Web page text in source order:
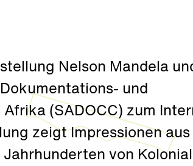
Nelson Mandela
und
(SADOCC) zum
zeigt Impressionen aus
von